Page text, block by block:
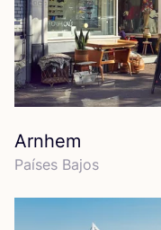
Arnhem
Paí­ses Bajos